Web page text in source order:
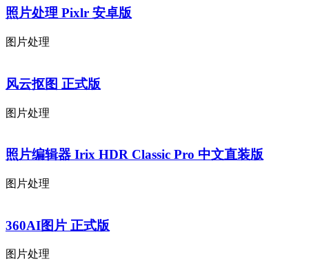
照片处理 Pixlr 安卓版
图片处理
风云抠图 正式版
图片处理
照片编辑器 Irix HDR Classic Pro 中文直装版
图片处理
360AI图片 正式版
图片处理